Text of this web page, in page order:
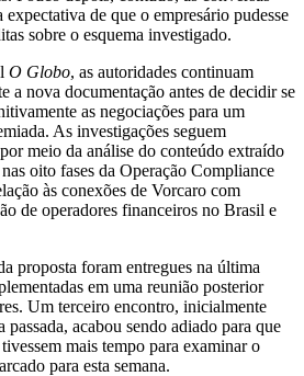
de que o empresário pudesse
sobre o esquema investigado.
O Globo, as autoridades continuam
a nova documentação antes de decidir se
as negociações para um
As investigações seguem
meio da análise do conteúdo extraído
oito fases da Operação Compliance
às conexões de Vorcaro com
de operadores financeiros no Brasil e
proposta foram entregues na última
em uma reunião posterior
Um terceiro encontro, inicialmente
acabou sendo adiado para que
mais tempo para examinar o
para esta semana.